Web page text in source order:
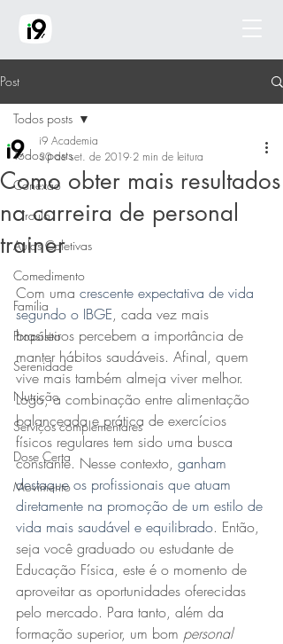
Post
Todos posts
Conexão
Círculo
Aulas Coletivas
Comedimento
Família
Propósito
Serenidade
Nutrição
Serviços complementares
Dose Certa
Movimento
Todos posts
Como obter mais resultados
na carreira de personal
trainer
i9 Academia
30 de set. de 2019 2 min de leitura
Com uma crescente expectativa de vida
segundo o IBGE, cada vez mais
brasileiros percebem a importância de
manter hábitos saudáveis. Afinal, quem
vive mais também almeja viver melhor.
Logo, a combinação entre alimentação
balanceada e prática de exercícios
físicos regulares tem sido uma busca
constante. Nesse contexto, ganham
destaque os profissionais que atuam
diretamente na promoção de um estilo de
vida mais saudável e equilibrado. Então,
seja você graduado ou estudante de
Educação Física, este é o momento de
aproveitar as oportunidades oferecidas
pelo mercado. Para tanto, além da
formação superior, um bom personal